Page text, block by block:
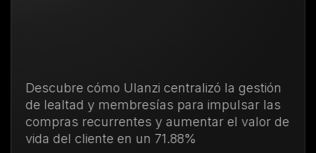
Descubre cómo Ulanzi centralizó la gestión
de lealtad y membresías para impulsar las
compras recurrentes y aumentar el valor de
vida del cliente en un 71.88%